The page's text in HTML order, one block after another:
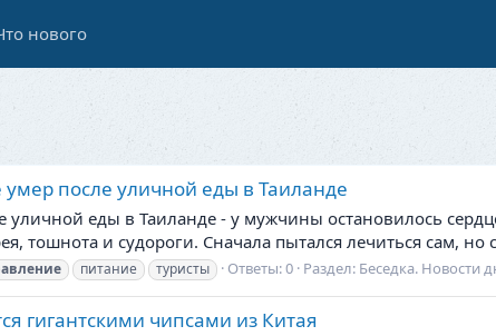
нового
умер после уличной еды в Таиланде
уличной еды в Таиланде - у мужчины остановилось
тошнота и судороги. Сначала пытался лечиться сам,
питание туристы Ответы: 0 Раздел: Беседка. Новости
гигантскими чипсами из Китая